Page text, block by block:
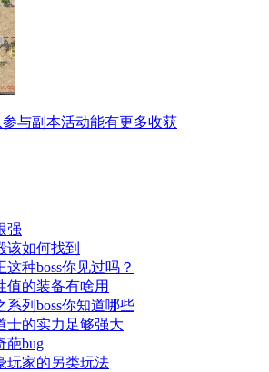
与副本活动能有更多收获
强
该如何找到
种boss你见过吗？
值的装备有啥用
系列boss你知道哪些
士的实力足够强大
葩bug
玩家的另类玩法